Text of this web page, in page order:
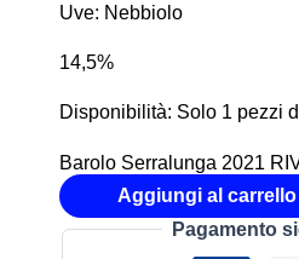
Uve: Nebbiolo
14,5%
Disponibilità: Solo 1 pezzi
Barolo Serralunga 2021
Aggiungi al carrello
Pagamento